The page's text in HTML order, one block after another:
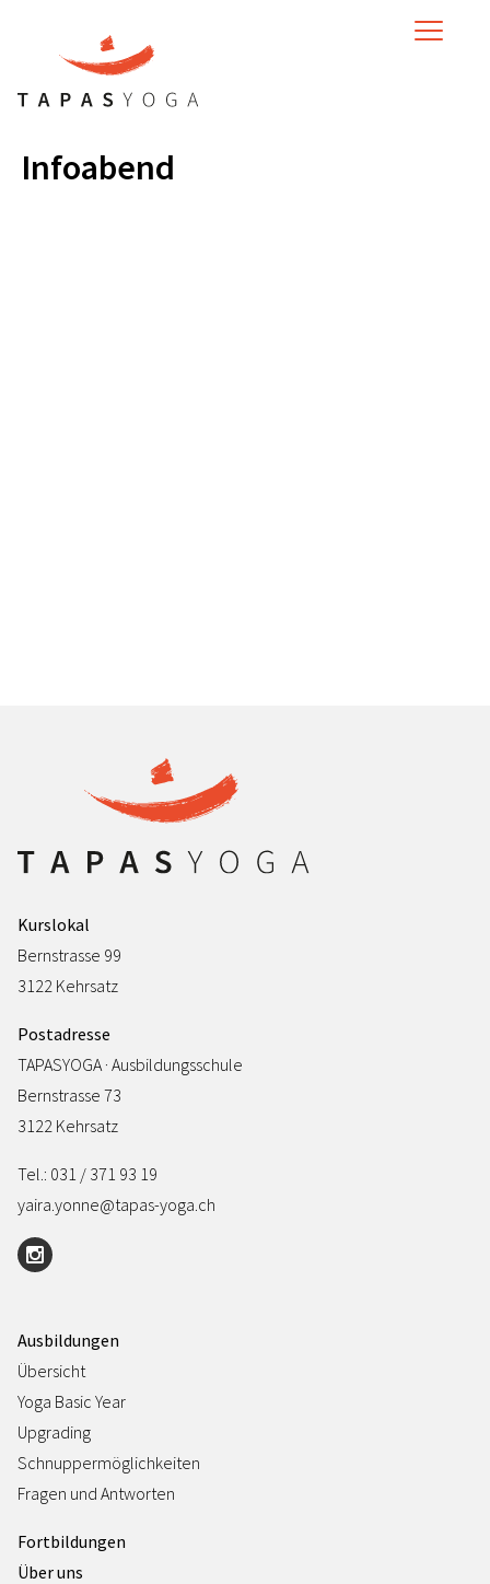
MENU
Infoabend
Kurslokal
Bernstrasse 99
3122 Kehrsatz
Postadresse
TAPASYOGA · Ausbildungsschule
Bernstrasse 73
3122 Kehrsatz
Tel.: 031 / 371 93 19
yaira.yonne@tapas-yoga.ch
Ausbildungen
Übersicht
Yoga Basic Year
Upgrading
Schnuppermöglichkeiten
Fragen und Antworten
Fortbildungen
Über uns